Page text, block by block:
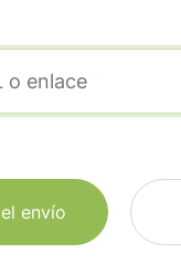
envío